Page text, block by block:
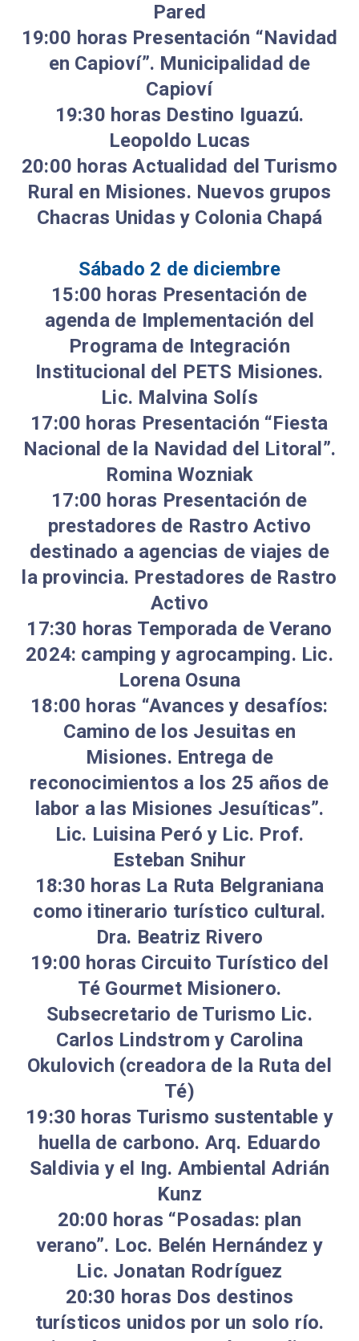
Pared
19:00 horas Presentación “Navidad
en Capioví”. Municipalidad de
Capioví
19:30 horas Destino Iguazú.
Leopoldo Lucas
20:00 horas Actualidad del Turismo
Rural en Misiones. Nuevos grupos
Chacras Unidas y Colonia Chapá
Sábado 2 de diciembre
15:00 horas Presentación de
agenda de Implementación del
Programa de Integración
Institucional del PETS Misiones.
Lic. Malvina Solís
17:00 horas Presentación “Fiesta
Nacional de la Navidad del Litoral”.
Romina Wozniak
17:00 horas Presentación de
prestadores de Rastro Activo
destinado a agencias de viajes de
la provincia. Prestadores de Rastro
Activo
17:30 horas Temporada de Verano
2024: camping y agrocamping. Lic.
Lorena Osuna
18:00 horas “Avances y desafíos:
Camino de los Jesuitas en
Misiones. Entrega de
reconocimientos a los 25 años de
labor a las Misiones Jesuíticas”.
Lic. Luisina Peró y Lic. Prof.
Esteban Snihur
18:30 horas La Ruta Belgraniana
como itinerario turístico cultural.
Dra. Beatriz Rivero
19:00 horas Circuito Turístico del
Té Gourmet Misionero.
Subsecretario de Turismo Lic.
Carlos Lindstrom y Carolina
Okulovich (creadora de la Ruta del
Té)
19:30 horas Turismo sustentable y
huella de carbono. Arq. Eduardo
Saldivia y el Ing. Ambiental Adrián
Kunz
20:00 horas “Posadas: plan
verano”. Loc. Belén Hernández y
Lic. Jonatan Rodríguez
20:30 horas Dos destinos
turísticos unidos por un solo río.